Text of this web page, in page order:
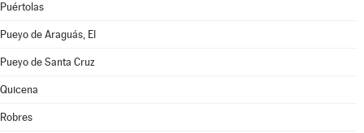
Puértolas
Pueyo de Araguás, El
Pueyo de Santa Cruz
Quicena
Robres